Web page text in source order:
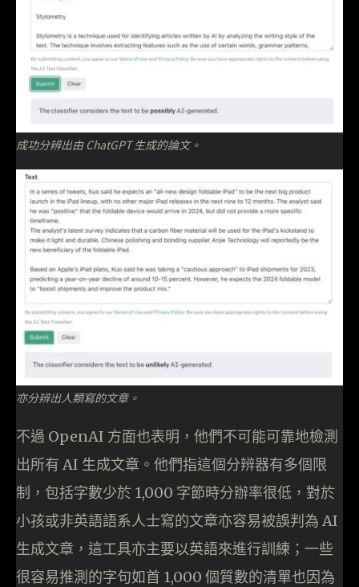
成功分辨出由 ChatGPT 生成的論文。
亦分辨出人類寫的文章。
不過 OpenAI 方面也表明，他們不可能可靠地檢測
出所有 AI 生成文章。他們指這個分辨器有多個限
制，包括字數少於 1,000 字節時分辦率很低，對於
小孩或非英語語系人士寫的文章亦容易被誤判為 AI
生成文章，這工具亦主要以英語來進行訓練；一些
很容易推測的字句如首 1,000 個質數的清單也因為